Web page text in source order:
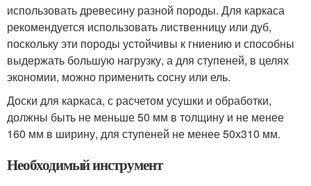
использовать древесину разной породы. Для каркаса
рекомендуется использовать лиственницу или дуб,
поскольку эти породы устойчивы к гниению и способны
выдержать большую нагрузку, а для ступеней, в целях
экономии, можно применить сосну или ель.
Доски для каркаса, с расчетом усушки и обработки,
должны быть не меньше 50 мм в толщину и не менее
160 мм в ширину, для ступеней не менее 50х310 мм.
Необходимый инструмент